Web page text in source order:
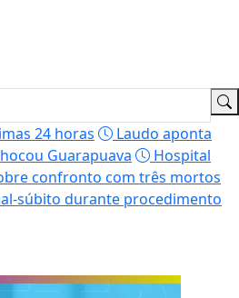
24 horas
Laudo aponta
Guarapuava
Hospital
confronto com três mortos
súbito durante procedimento